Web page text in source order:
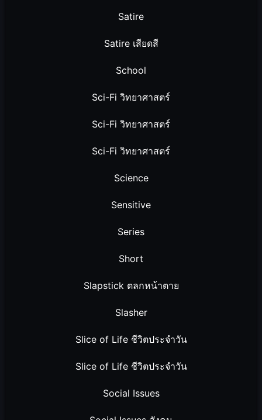
Satire
Satire เสียดสี
School
Sci-Fi วิทยาศาสตร์
Sci-Fi วิทยาศาสตร์
Sci-Fi วิทยาศาสตร์
Science
Sensitive
Series
Short
Slapstick ตลกหน้าตาย
Slasher
Slice of Life ชีวิตประจำวัน
Slice of Life ชีวิตประจำวัน
Social Issues